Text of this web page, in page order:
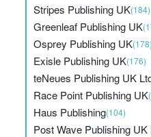
Stripes Publishing UK(184)
Greenleaf Publishing UK
Osprey Publishing UK(178)
Exisle Publishing UK(176)
teNeues Publishing UK
Race Point Publishing UK
Haus Publishing(104)
Post Wave Publishing UK